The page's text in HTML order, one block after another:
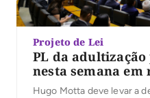
Projeto de Lei
PL da
nesta semana em
Hugo Motta deve levar a